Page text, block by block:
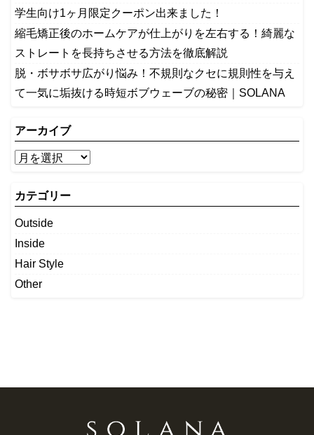
学生向け1ヶ月限定クーポン出来ました！
縮毛矯正後のホームケアが仕上がりを左右する！綺麗な
ストレートを長持ちさせる方法を徹底解説
​脱・ボサボサ広がり悩み！不規則なクセに規則性を与え
て一気に垢抜ける時短ボブウェーブの秘密｜SOLANA
アーカイブ
カテゴリー
Outside
Inside
Hair Style
Other